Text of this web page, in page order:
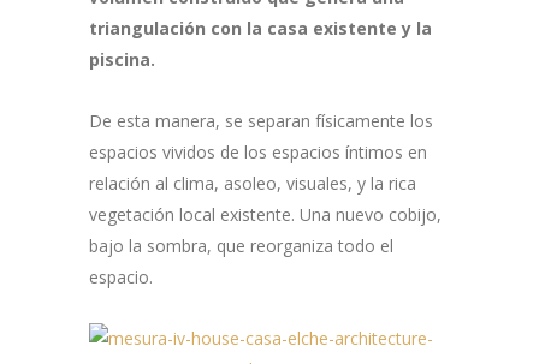
triangulación con la casa existente y la
piscina.
De esta manera, se separan físicamente los
espacios vividos de los espacios íntimos en
relación al clima, asoleo, visuales, y la rica
vegetación local existente. Una nuevo cobijo,
bajo la sombra, que reorganiza todo el
espacio.